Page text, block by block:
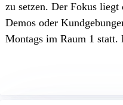
zu setzen. Der Fokus
Demos oder
Montags im Raum 1 statt.